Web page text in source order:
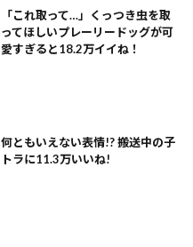
「これ取って…」くっつき虫を取
ってほしいプレーリードッグが可
愛すぎると18.2万イイね！
何ともいえない表情!? 搬送中の子
トラに11.3万いいね!